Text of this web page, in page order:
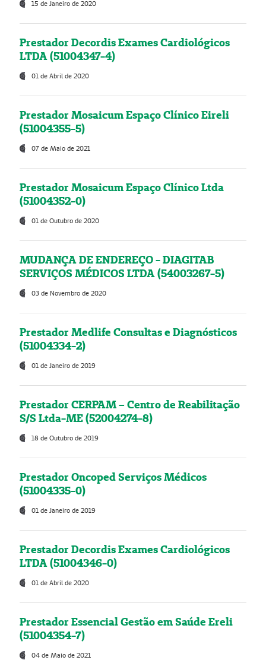
15 de Janeiro de 2020
Prestador Decordis Exames Cardiológicos
LTDA (51004347-4)
01 de Abril de 2020
Prestador Mosaicum Espaço Clínico Eireli
(51004355-5)
07 de Maio de 2021
Prestador Mosaicum Espaço Clínico Ltda
(51004352-0)
01 de Outubro de 2020
MUDANÇA DE ENDEREÇO - DIAGITAB
SERVIÇOS MÉDICOS LTDA (54003267-5)
03 de Novembro de 2020
Prestador Medlife Consultas e Diagnósticos
(51004334-2)
01 de Janeiro de 2019
Prestador CERPAM – Centro de Reabilitação
S/S Ltda-ME (52004274-8)
18 de Outubro de 2019
Prestador Oncoped Serviços Médicos
(51004335-0)
01 de Janeiro de 2019
Prestador Decordis Exames Cardiológicos
LTDA (51004346-0)
01 de Abril de 2020
Prestador Essencial Gestão em Saúde Ereli
(51004354-7)
04 de Maio de 2021